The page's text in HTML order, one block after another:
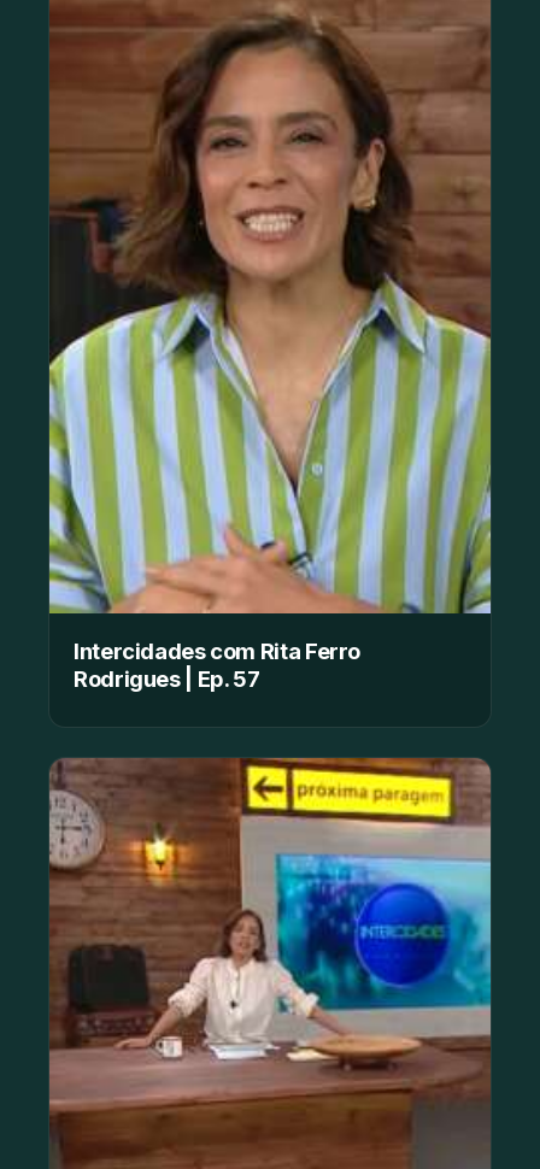
Intercidades com Rita Ferro
Rodrigues | Ep. 57